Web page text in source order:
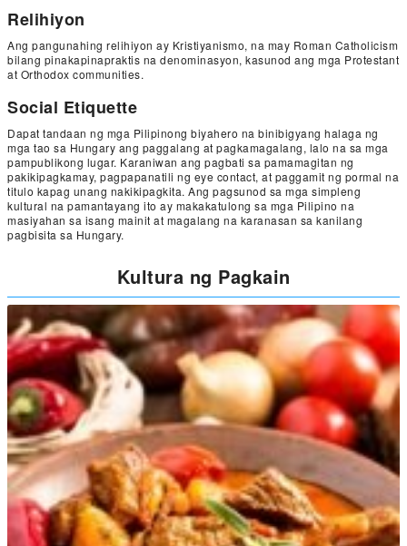
Relihiyon
Ang pangunahing relihiyon ay Kristiyanismo, na may Roman Catholicism
bilang pinakapinapraktis na denominasyon, kasunod ang mga Protestant
at Orthodox communities.
Social Etiquette
Dapat tandaan ng mga Pilipinong biyahero na binibigyang halaga ng
mga tao sa Hungary ang paggalang at pagkamagalang, lalo na sa mga
pampublikong lugar. Karaniwan ang pagbati sa pamamagitan ng
pakikipagkamay, pagpapanatili ng eye contact, at paggamit ng pormal na
titulo kapag unang nakikipagkita. Ang pagsunod sa mga simpleng
kultural na pamantayang ito ay makakatulong sa mga Pilipino na
masiyahan sa isang mainit at magalang na karanasan sa kanilang
pagbisita sa Hungary.
Kultura ng Pagkain